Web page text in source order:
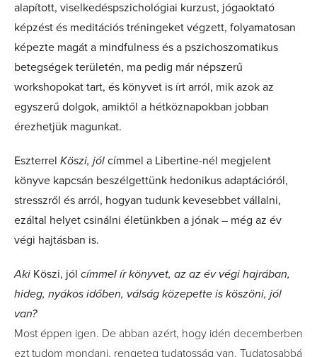
alapított, viselkedéspszichológiai kurzust, jógaoktató
képzést és meditációs tréningeket végzett, folyamatosan
képezte magát a mindfulness és a pszichoszomatikus
betegségek területén, ma pedig már népszerű
workshopokat tart, és könyvet is írt arról, mik azok az
egyszerű dolgok, amiktől a hétköznapokban jobban
érezhetjük magunkat.
Eszterrel Köszi, jól címmel a Libertine-nél megjelent
könyve kapcsán beszélgettünk hedonikus adaptációról,
stresszről és arról, hogyan tudunk kevesebbet vállalni,
ezáltal helyet csinálni életünkben a jónak – még az év
végi hajtásban is.
Aki Köszi, jól címmel ír könyvet, az az év végi hajrában,
hideg, nyákos időben, válság közepette is köszöni, jól
van?
Most éppen igen. De abban azért, hogy idén decemberben
ezt tudom mondani, rengeteg tudatosság van. Tudatosabbá